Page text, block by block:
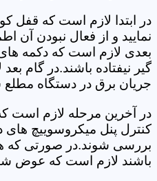
در ابتدا لازم است که قفل
نمایید و از فعال نبودن آن
بعدی لازم است که دکمه
گیر نیفتاده باشند.در گام
جریان برق در دستگاه مطلع
در آخرین مرحله لازم است
کنترل پنل میکروسوییچ های
بررسی شوند.در صورتی که
باشند لازم است که عوض